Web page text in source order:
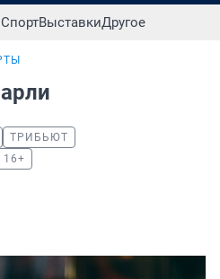
СпортВыставкиДругое
ТРИБЬЮТ
16+